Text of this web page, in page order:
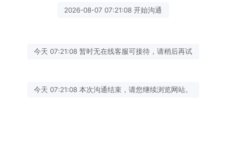
2026-08-07 07:21:08 开始沟通
今天 07:21:08 暂时无在线客服可接待，请稍后再试
今天 07:21:08 本次沟通结束，请您继续浏览网站。